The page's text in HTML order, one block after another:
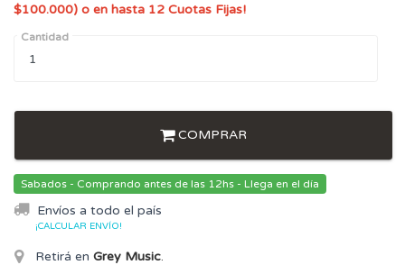
$100.000) o en hasta 12 Cuotas Fijas!
Cantidad
COMPRAR
Sabados - Comprando antes de las 12hs - Llega en el día
Envíos a todo el país
¡CALCULAR ENVÍO!
Retirá en Grey Music.